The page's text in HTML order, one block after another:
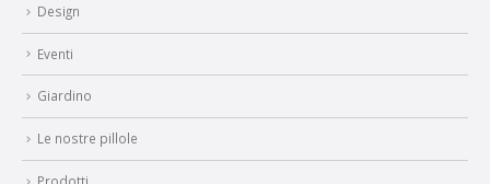
Design
Eventi
Giardino
Le nostre pillole